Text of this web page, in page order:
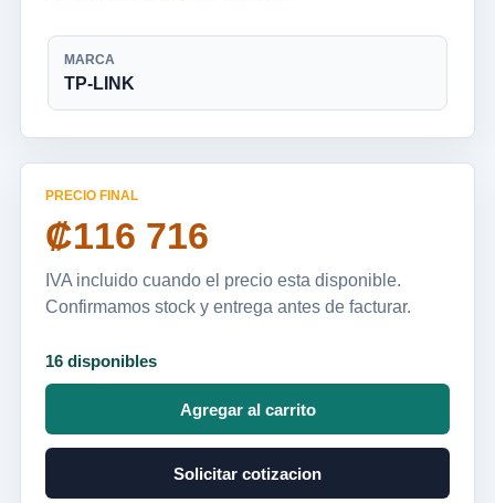
MARCA
TP-LINK
PRECIO FINAL
₡116 716
IVA incluido cuando el precio esta disponible.
Confirmamos stock y entrega antes de facturar.
16 disponibles
Agregar al carrito
Solicitar cotizacion